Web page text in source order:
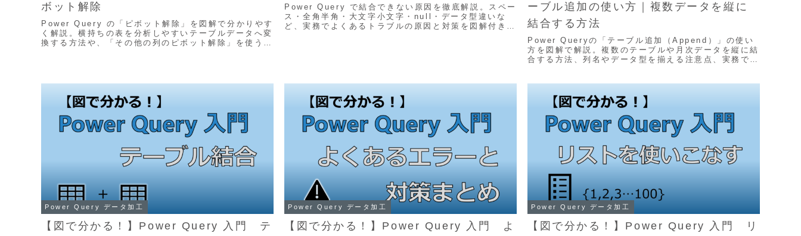
ボット解除
Power Query の「ピボット解除」を図解で分かりやす
く解説。横持ちの表を分析しやすいテーブルデータへ変
換する方法や、「その他の列のピボット解除」を使う理
Power Query で結合できない原因を徹底解説。スペー
ス・全角半角・大文字小文字・null・データ型違いな
ど、実務でよくあるトラブルの原因と対策を図解付きで
ーブル追加の使い方｜複数データを縦に
結合する方法
Power Queryの「テーブル追加（Append）」の使い
方を図解で解説。複数のテーブルや月次データを縦に結
合する方法、列名やデータ型を揃える注意点、実務での
Power Query データ加工
【図で分かる！】Power Query 入門 テ
Power Query データ加工
【図で分かる！】Power Query 入門 よ
Power Query データ加工
【図で分かる！】Power Query 入門 リ